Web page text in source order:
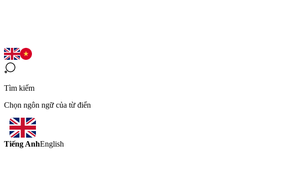
Tìm kiếm
Chọn ngôn ngữ của từ điển
Tiếng AnhEnglish